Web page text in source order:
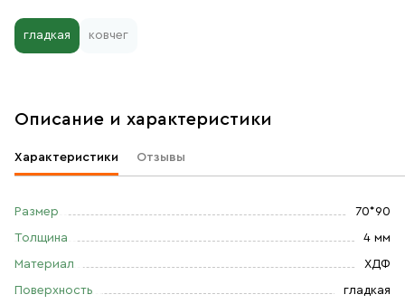
гладкая ковчег
Описание и характеристики
Характеристики Отзывы
Размер 70*90
Толщина 4 мм
Материал ХДФ
Поверхность гладкая